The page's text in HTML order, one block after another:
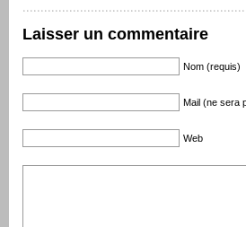
Laisser un commentaire
Nom (requis)
Mail (ne sera
Web